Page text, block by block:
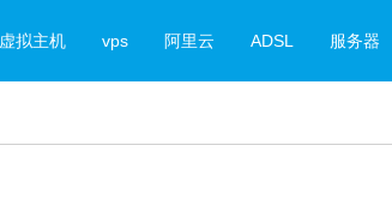
虚拟主机 vps 阿里云 ADSL 服务器